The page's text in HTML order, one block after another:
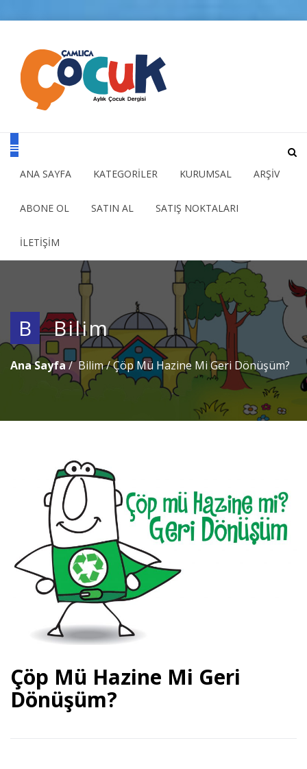
ANA SAYFA KATEGORİLER KURUMSAL ARŞİV
ABONE OL SATIN AL SATIŞ NOKTALARI
İLETİŞİM
B Bilim
Ana Sayfa Bilim/Çöp Mü Hazine Mi Geri Dönüşüm?
Çöp Mü Hazine Mi Geri
Dönüşüm?